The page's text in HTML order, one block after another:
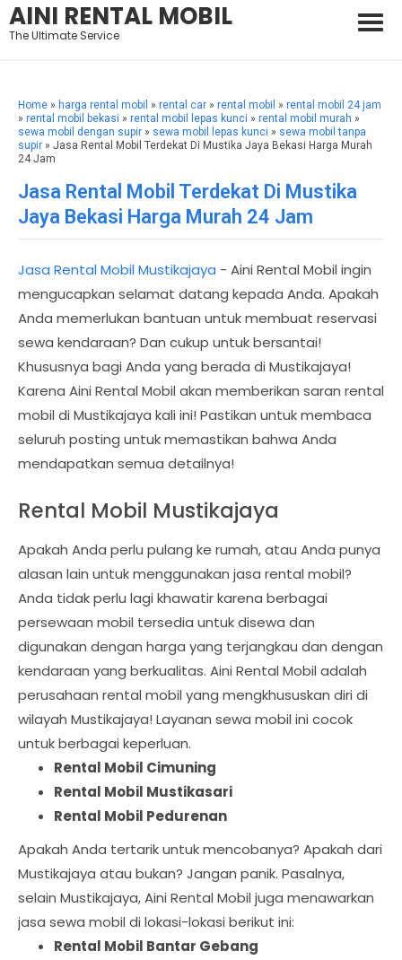
AINI RENTAL MOBIL
The Ultimate Service
Home » harga rental mobil » rental car » rental mobil » rental mobil 24 jam
» rental mobil bekasi » rental mobil lepas kunci » rental mobil murah »
sewa mobil dengan supir » sewa mobil lepas kunci » sewa mobil tanpa
supir » Jasa Rental Mobil Terdekat Di Mustika Jaya Bekasi Harga Murah
24 Jam
Jasa Rental Mobil Terdekat Di Mustika
Jaya Bekasi Harga Murah 24 Jam
Jasa Rental Mobil Mustikajaya - Aini Rental Mobil ingin
mengucapkan selamat datang kepada Anda. Apakah
Anda memerlukan bantuan untuk membuat reservasi
sewa kendaraan? Dan cukup untuk bersantai!
Khususnya bagi Anda yang berada di Mustikajaya!
Karena Aini Rental Mobil akan memberikan saran rental
mobil di Mustikajaya kali ini! Pastikan untuk membaca
seluruh posting untuk memastikan bahwa Anda
mendapatkan semua detailnya!
Rental Mobil Mustikajaya
Apakah Anda perlu pulang ke rumah, atau Anda punya
alasan lain untuk menggunakan jasa rental mobil?
Anda tidak perlu lagi khawatir karena berbagai
persewaan mobil tersedia untuk disewa dan
digunakan dengan harga yang terjangkau dan dengan
kendaraan yang berkualitas. Aini Rental Mobil adalah
perusahaan rental mobil yang mengkhususkan diri di
wilayah Mustikajaya! Layanan sewa mobil ini cocok
untuk berbagai keperluan.
Rental Mobil Cimuning
Rental Mobil Mustikasari
Rental Mobil Pedurenan
Apakah Anda tertarik untuk mencobanya? Apakah dari
Mustikajaya atau bukan? Jangan panik. Pasalnya,
selain Mustikajaya, Aini Rental Mobil juga menawarkan
jasa sewa mobil di lokasi-lokasi berikut ini:
Rental Mobil Bantar Gebang